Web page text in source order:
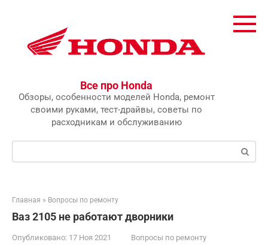
Все про Honda
Обзоры, особенности моделей Honda, ремонт
своими руками, тест-драйвы, советы по
расходникам и обслуживанию
Главная » Вопросы по ремонту
Ваз 2105 не работают дворники
Опубликовано: 17 Ноя 2021
Вопросы по ремонту